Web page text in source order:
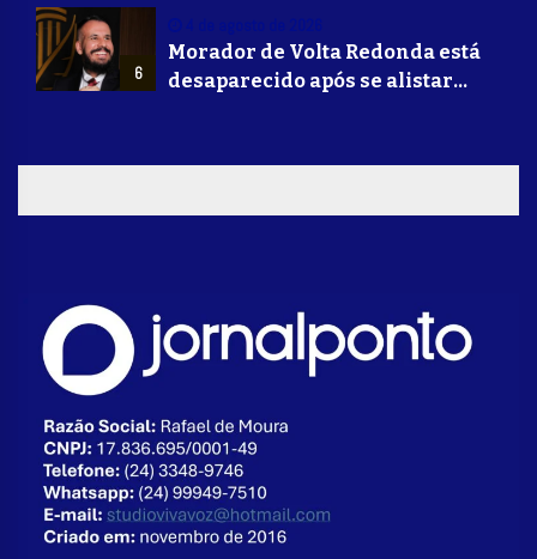
Barra Mansa
6
Morador de Volta Redonda está
desaparecido após se alistar